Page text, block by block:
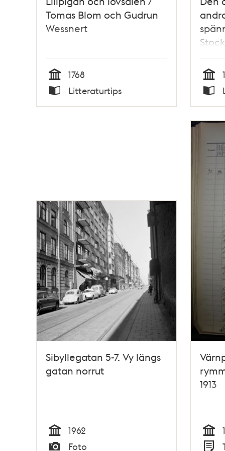
Tomas Blom och Gudrun
Wessnert
Tid
1768
Typ
Litteraturtips Tid
Typ
Sibyllegatan 5-7. Vy längs
gatan norrut
Tid
1962
Foto
1913
Tid